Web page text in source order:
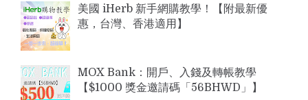
k
美國 iHerb 新手網購教學！【附最新優
惠，台灣、香港適用】
MOX Bank：開戶、入錢及轉帳教學
【$1000 獎金邀請碼「56BHWD」】